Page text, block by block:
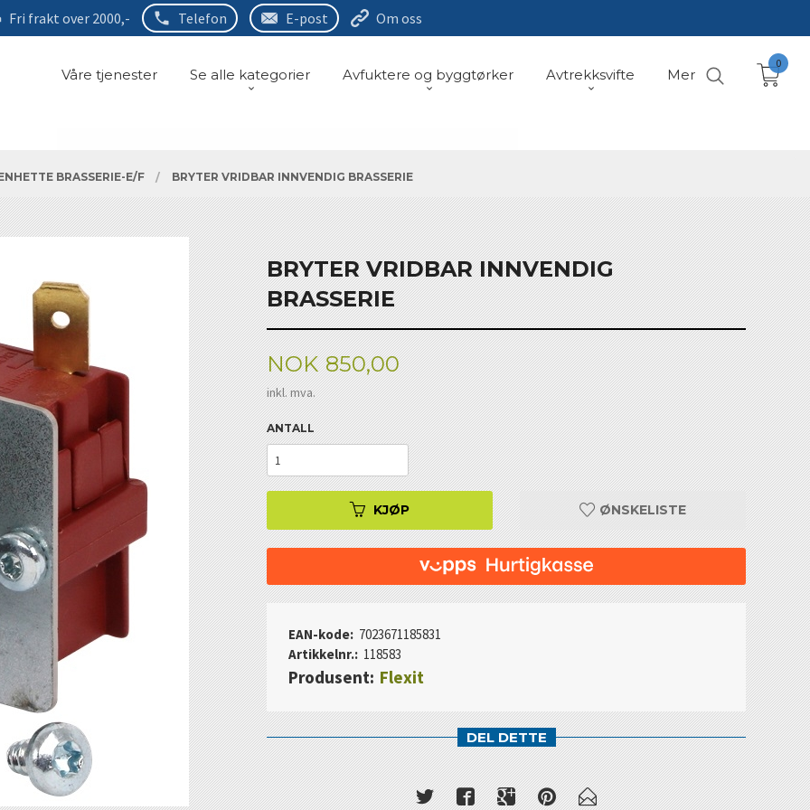
Fri frakt over 2000,- Telefon E-post Om oss
Våre tjenester Se alle kategorier Avfuktere og byggtørker Avtrekksvifte Mer
0
BRASSERIE-E/F BRYTER VRIDBAR INNVENDIG BRASSERIE
BRYTER VRIDBAR INNVENDIG
BRASSERIE
Pris
NOK 850,00
inkl. mva.
ANTALL
KJØP ØNSKELISTE
EAN-kode: 7023671185831
Artikkelnr.: 118583
Produsent: Flexit
DEL DETTE